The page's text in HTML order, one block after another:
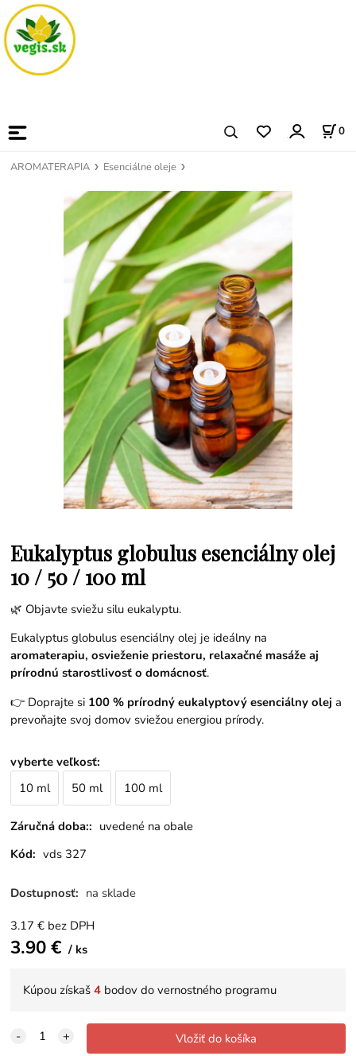
0
AROMATERAPIA Esenciálne oleje
Eukalyptus globulus esenciálny olej
10 / 50 / 100 ml
🌿 Objavte sviežu silu eukalyptu.
Eukalyptus globulus esenciálny olej je ideálny na
aromaterapiu, osvieženie priestoru, relaxačné masáže aj
prírodnú starostlivosť o domácnosť.
👉 Doprajte si 100 % prírodný eukalyptový esenciálny olej a
prevoňajte svoj domov sviežou energiou prírody.
vyberte veľkosť:
10 ml
50 ml 100 ml
Záručná doba:: uvedené na obale
Kód: vds 327
Dostupnosť: na sklade
3.17 € bez DPH
3.90€ ks
Kúpou získaš4 bodov do vernostného programu